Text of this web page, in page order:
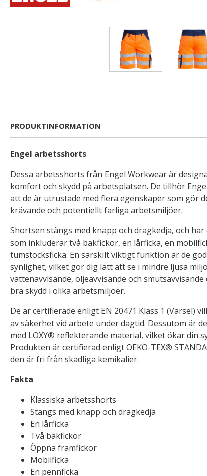
PRODUKTINFORMATION
Engel arbetsshorts
Dessa arbetsshorts från Engel Workwear är
komfort och skydd på arbetsplatsen. De tillhör
att de är utrustade med flera egenskaper som gör
krävande och potentiellt farliga arbetsmiljöer.
Shortsen stängs med knapp och dragkedja, och
som inkluderar två bakfickor, en lårficka, en
tumstocksficka. En särskilt viktigt funktion är de
synlighet, vilket gör dig lätt att se i mindre ljusa
vattenavvisande, oljeavvisande och
bra skydd i olika arbetsmiljöer.
De är certifierade enligt EN 20471 Klass 1 (Varsel)
av säkerhet vid arbete under dagtid. Dessutom är
med LOXY® reflekterande material, vilket ökar din
Produkten är certifierad enligt OEKO-TEX®
den är fri från skadliga kemikalier.
Fakta
Klassiska arbetsshorts
Stängs med knapp och dragkedja
En lårficka
Två bakfickor
Öppna framfickor
Mobilficka
En pennficka